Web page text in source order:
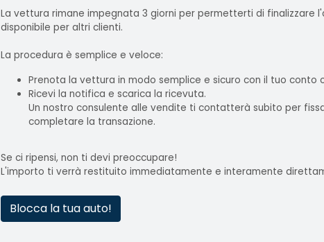
La vettura rimane impegnata 3 giorni per permetterti di finalizzare
disponibile per altri clienti.
La procedura è semplice e veloce:
Prenota la vettura in modo semplice e sicuro con il tuo conto
Ricevi la notifica e scarica la ricevuta.
Un nostro consulente alle vendite ti contatterà subito per
completare la transazione.
Se ci ripensi, non ti devi preoccupare!
L'importo ti verrà restituito immediatamente e interamente
Blocca la tua auto!